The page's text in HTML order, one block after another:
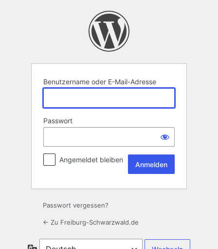
Benutzername oder E-Mail-Adresse
Passwort
Angemeldet bleiben
Passwort vergessen?
← Zu Freiburg-Schwarzwald.de